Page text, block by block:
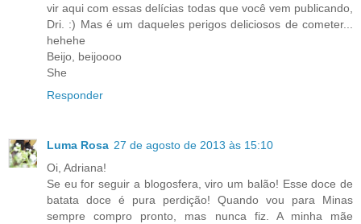
vir aqui com essas delícias todas que você vem publicando,
Dri. :) Mas é um daqueles perigos deliciosos de cometer...
hehehe
Beijo, beijoooo
She
Responder
Luma Rosa 27 de agosto de 2013 às 15:10
Oi, Adriana!
Se eu for seguir a blogosfera, viro um balão! Esse doce de
batata doce é pura perdição! Quando vou para Minas
sempre compro pronto, mas nunca fiz. A minha mãe